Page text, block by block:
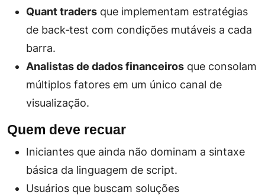
Quant traders que implementam estratégias
de back‑test com condições mutáveis a cada
barra.
Analistas de dados financeiros que consolam
múltiplos fatores em um único canal de
visualização.
Quem deve recuar
Iniciantes que ainda não dominam a sintaxe
básica da linguagem de script.
Usuários que buscam soluções